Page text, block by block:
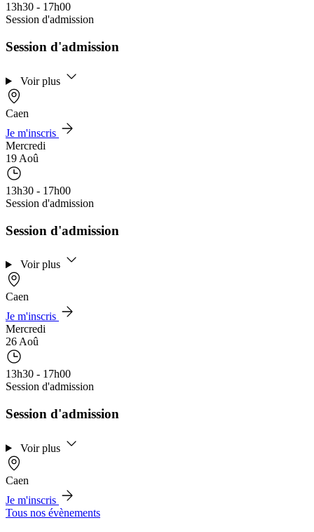
13h30 - 17h00
Session d'admission
Session d'admission
Voir plus
Caen
Je m'inscris
Mercredi
19 Aoû
13h30 - 17h00
Session d'admission
Session d'admission
Voir plus
Caen
Je m'inscris
Mercredi
26 Aoû
13h30 - 17h00
Session d'admission
Session d'admission
Voir plus
Caen
Je m'inscris
Tous nos évènements